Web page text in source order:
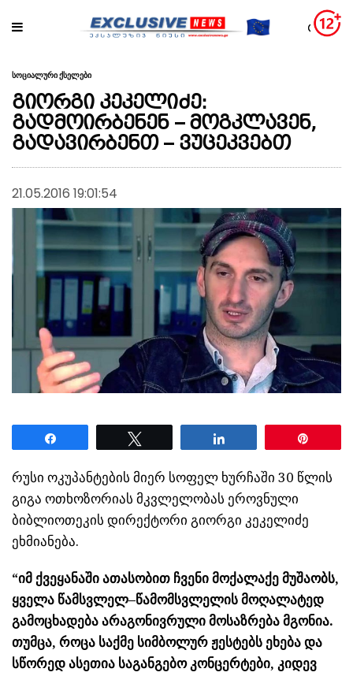
სოციალური ქსელები
გიორგი კეკელიძე:
გადმოირბენენ – მოგკლავენ,
გადავირბენთ – ვუცეკვებთ
21.05.2016 19:01:54
რუსი ოკუპანტების მიერ სოფელ ხურჩაში 30 წლის
გიგა ოთხოზორიას მკვლელობას ეროვნული
ბიბლიოთეკის დირექტორი გიორგი კეკელიძე
ეხმიანება.
“იმ ქვეყანაში ათასობით ჩვენი მოქალაქე მუშაობს,
ყველა წამსვლელ–წამომსვლელის მოღალატედ
გამოცხადება არაგონივრული მოსაზრება მგონია.
თუმცა, როცა საქმე სიმბოლურ ჟესტებს ეხება და
სწორედ ასეთია საგანგებო კონცერტები, კიდევ